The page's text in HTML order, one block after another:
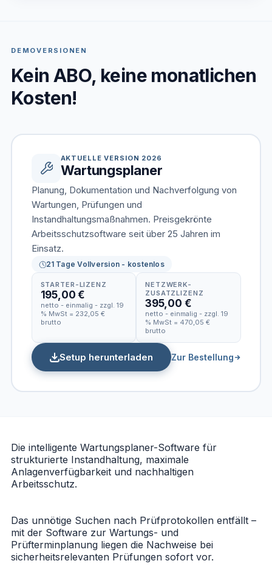
DEMOVERSIONEN
Kein ABO, keine monatlichen
Kosten!
AKTUELLE VERSION 2026
Wartungsplaner
Planung, Dokumentation und Nachverfolgung von
Wartungen, Prüfungen und
Instandhaltungsmaßnahmen. Preisgekrönte
Arbeitsschutzsoftware seit über 25 Jahren im
Einsatz.
21 Tage Vollversion - kostenlos
STARTER-LIZENZ
195,00 €
netto - einmalig - zzgl. 19
% MwSt = 232,05 €
brutto
NETZWERK-
ZUSATZLIZENZ
395,00 €
netto - einmalig - zzgl. 19
% MwSt = 470,05 €
brutto
Setup herunterladen Zur Bestellung
Die intelligente Wartungsplaner-Software für
strukturierte Instandhaltung, maximale
Anlagenverfügbarkeit und nachhaltigen
Arbeitsschutz.
Das unnötige Suchen nach Prüfprotokollen entfällt –
mit der Software zur Wartungs- und
Prüfterminplanung liegen die Nachweise bei
sicherheitsrelevanten Prüfungen sofort vor.